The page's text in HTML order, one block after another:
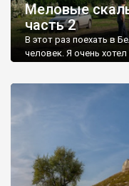
Меловые
часть 2
В этот раз поехать в
человек. Я очень